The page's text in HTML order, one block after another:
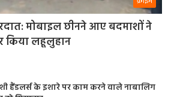
मोबाइल छीनने आए बदमाशों ने
किया लहूलुहान
हैंडलर्स के इशारे पर काम करने वाले नाबालिग